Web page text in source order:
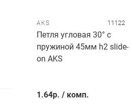
AKS 11122
Петля угловая 30° с
пружиной 45мм h2 slide-
on AKS
1.64р. / комп.